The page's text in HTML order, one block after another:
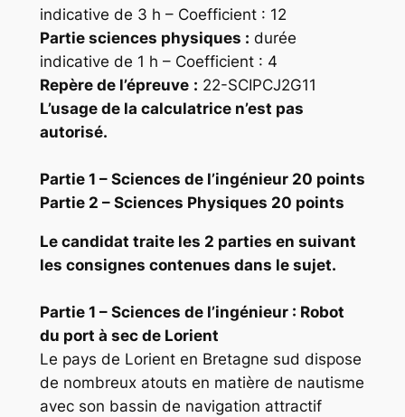
indicative de 3 h – Coefficient : 12
Partie sciences physiques : durée
indicative de 1 h – Coefficient : 4
Repère de l’épreuve : 22-SCIPCJ2G11
L’usage de la calculatrice n’est pas
autorisé.
Partie 1 – Sciences de l’ingénieur 20 points
Partie 2 – Sciences Physiques 20 points
Le candidat traite les 2 parties en suivant
les consignes contenues dans le sujet.
Partie 1 – Sciences de l’ingénieur : Robot
du port à sec de Lorient
Le pays de Lorient en Bretagne sud dispose
de nombreux atouts en matière de nautisme
avec son bassin de navigation attractif